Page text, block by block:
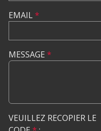
EMAIL*
MESSAGE *
VEUILLEZ RECOPIER LE